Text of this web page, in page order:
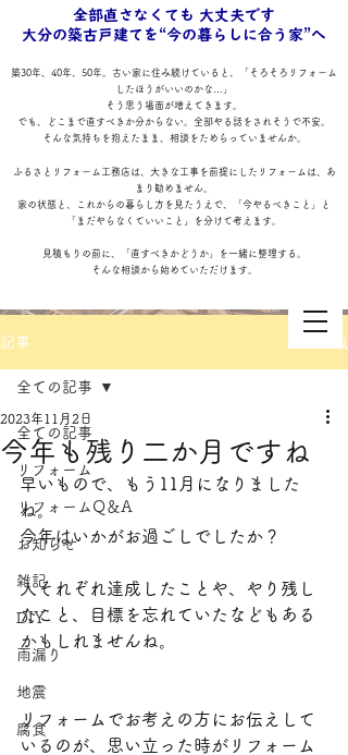
全部直さなくても 大丈夫です
大分の築古戸建てを“今の暮らしに合う家”へ
築30年、40年、50年。古い家に住み続けていると、「そろそろリフォーム
したほうがいいのかな…」
そう思う場面が増えてきます。
でも、どこまで直すべきか分からない。全部やる話をされそうで不安。
そんな気持ちを抱えたまま、相談をためらっていませんか。
ふるさとリフォーム工務店は、大きな工事を前提にしたリフォームは、あ
まり勧めません。
家の状態と、これからの暮らし方を見たうえで、「今やるべきこと」と
「まだやらなくていいこと」を分けて考えます。
見積もりの前に、「直すべきかどうか」を一緒に整理する。
そんな相談から始めていただけます。
ふるさとリフォーム工務店
​〒870-0322 大分県大分市恵比寿町10-14
電話：097-507-4042
記事
全ての記事
リフォーム
リフォームQ＆A
お知らせ
雑記
DIY
雨漏り
地震
腐食
全ての記事
今年も残り二か月ですね
2023年11月2日
早いもので、もう11月になりました
ね。
今年はいかがお過ごしでしたか？
人それぞれ達成したことや、やり残し
たこと、目標を忘れていたなどもある
かもしれませんね。
リフォームでお考えの方にお伝えして
いるのが、思い立った時がリフォーム